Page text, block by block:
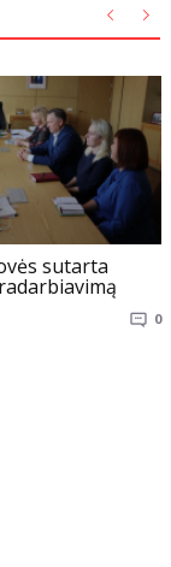
sutarta
0